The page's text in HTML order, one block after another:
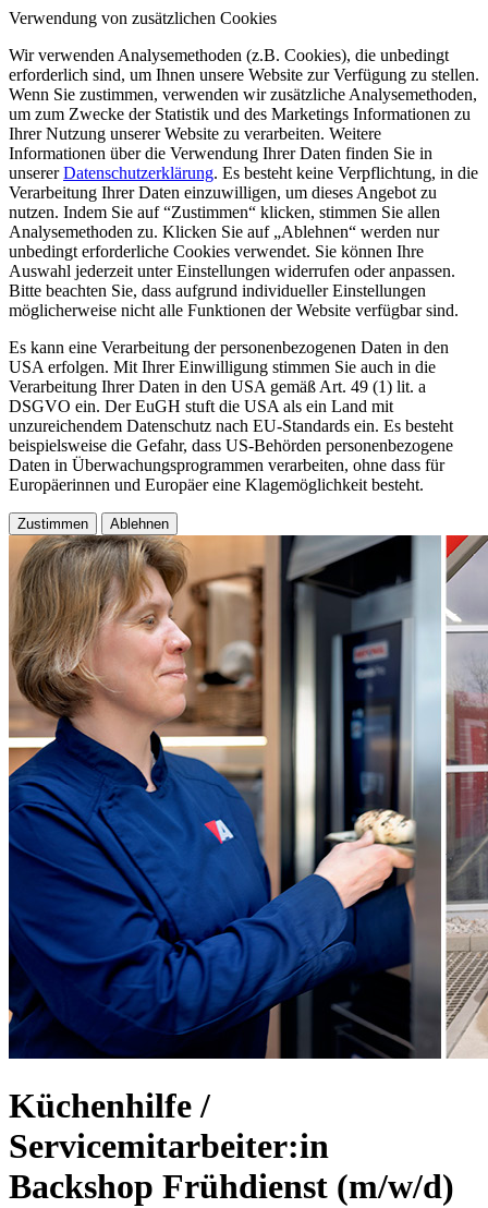
Verwendung von zusätzlichen Cookies
Wir verwenden Analysemethoden (z.B. Cookies), die unbedingt
erforderlich sind, um Ihnen unsere Website zur Verfügung zu stellen.
Wenn Sie zustimmen, verwenden wir zusätzliche Analysemethoden,
um zum Zwecke der Statistik und des Marketings Informationen zu
Ihrer Nutzung unserer Website zu verarbeiten. Weitere
Informationen über die Verwendung Ihrer Daten finden Sie in
unsererDatenschutzerklärung. Es besteht keine Verpflichtung, in die
Verarbeitung Ihrer Daten einzuwilligen, um dieses Angebot zu
nutzen. Indem Sie auf “Zustimmen“ klicken, stimmen Sie allen
Analysemethoden zu. Klicken Sie auf „Ablehnen“ werden nur
unbedingt erforderliche Cookies verwendet. Sie können Ihre
Auswahl jederzeit unter Einstellungen widerrufen oder anpassen.
Bitte beachten Sie, dass aufgrund individueller Einstellungen
möglicherweise nicht alle Funktionen der Website verfügbar sind.
Es kann eine Verarbeitung der personenbezogenen Daten in den
USA erfolgen. Mit Ihrer Einwilligung stimmen Sie auch in die
Verarbeitung Ihrer Daten in den USA gemäß Art. 49 (1) lit. a
DSGVO ein. Der EuGH stuft die USA als ein Land mit
unzureichendem Datenschutz nach EU-Standards ein. Es besteht
beispielsweise die Gefahr, dass US-Behörden personenbezogene
Daten in Überwachungsprogrammen verarbeiten, ohne dass für
Europäerinnen und Europäer eine Klagemöglichkeit besteht.
Zustimmen Ablehnen
Küchenhilfe /
Servicemitarbeiter:in
Backshop Frühdienst (m/w/d)